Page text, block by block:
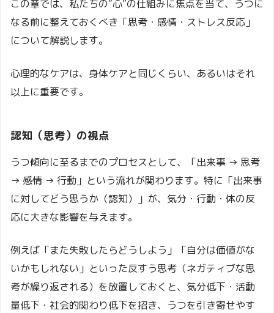
この章では、私たちの“心”の仕組みに焦点を当て、うつに
なる前に整えておくべき「思考・感情・ストレス反応」
について解説します。
心理的なケアは、身体ケアと同じくらい、あるいはそれ
以上に重要です。
認知（思考）の視点
うつ傾向に至るまでのプロセスとして、「出来事 → 思考
→ 感情 → 行動」という流れが関わります。特に「出来事
に対してどう思うか（認知）」が、気分・行動・体の反
応に大きな影響を与えます。
例えば「また失敗したらどうしよう」「自分は価値がな
いかもしれない」といった反すう思考（ネガティブな思
考が繰り返される）を放置しておくと、気分低下・活動
量低下・社会的関わり低下を招き、うつを引き寄せやす